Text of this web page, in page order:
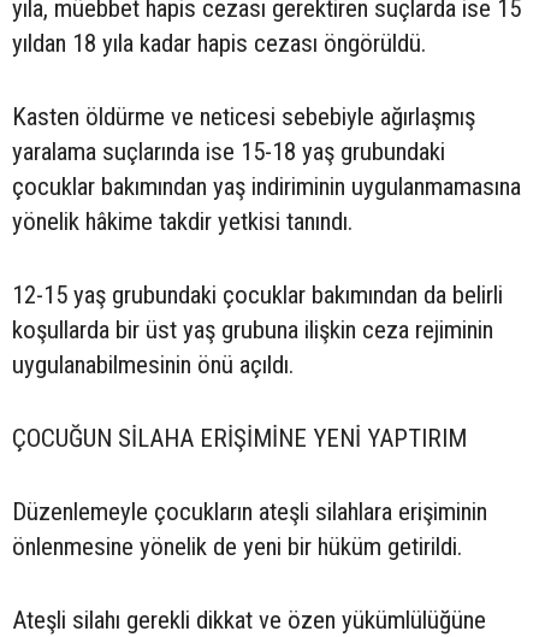
yıla, müebbet hapis cezası gerektiren suçlarda ise 15
yıldan 18 yıla kadar hapis cezası öngörüldü.
Kasten öldürme ve neticesi sebebiyle ağırlaşmış
yaralama suçlarında ise 15-18 yaş grubundaki
çocuklar bakımından yaş indiriminin uygulanmamasına
yönelik hâkime takdir yetkisi tanındı.
12-15 yaş grubundaki çocuklar bakımından da belirli
koşullarda bir üst yaş grubuna ilişkin ceza rejiminin
uygulanabilmesinin önü açıldı.
ÇOCUĞUN SİLAHA ERİŞİMİNE YENİ YAPTIRIM
Düzenlemeyle çocukların ateşli silahlara erişiminin
önlenmesine yönelik de yeni bir hüküm getirildi.
Ateşli silahı gerekli dikkat ve özen yükümlülüğüne